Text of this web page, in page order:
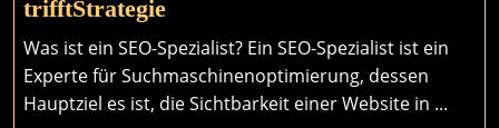
trifftStrategieSEO-
Spezialist
–
Technisches
Was ist ein SEO-Spezialist? Ein SEO-Spezialist ist ein
Experte für Suchmaschinenoptimierung, dessen
Hauptziel es ist, die Sichtbarkeit einer Website in ...